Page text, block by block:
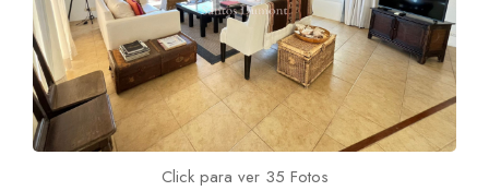
Click para ver 35 Fotos